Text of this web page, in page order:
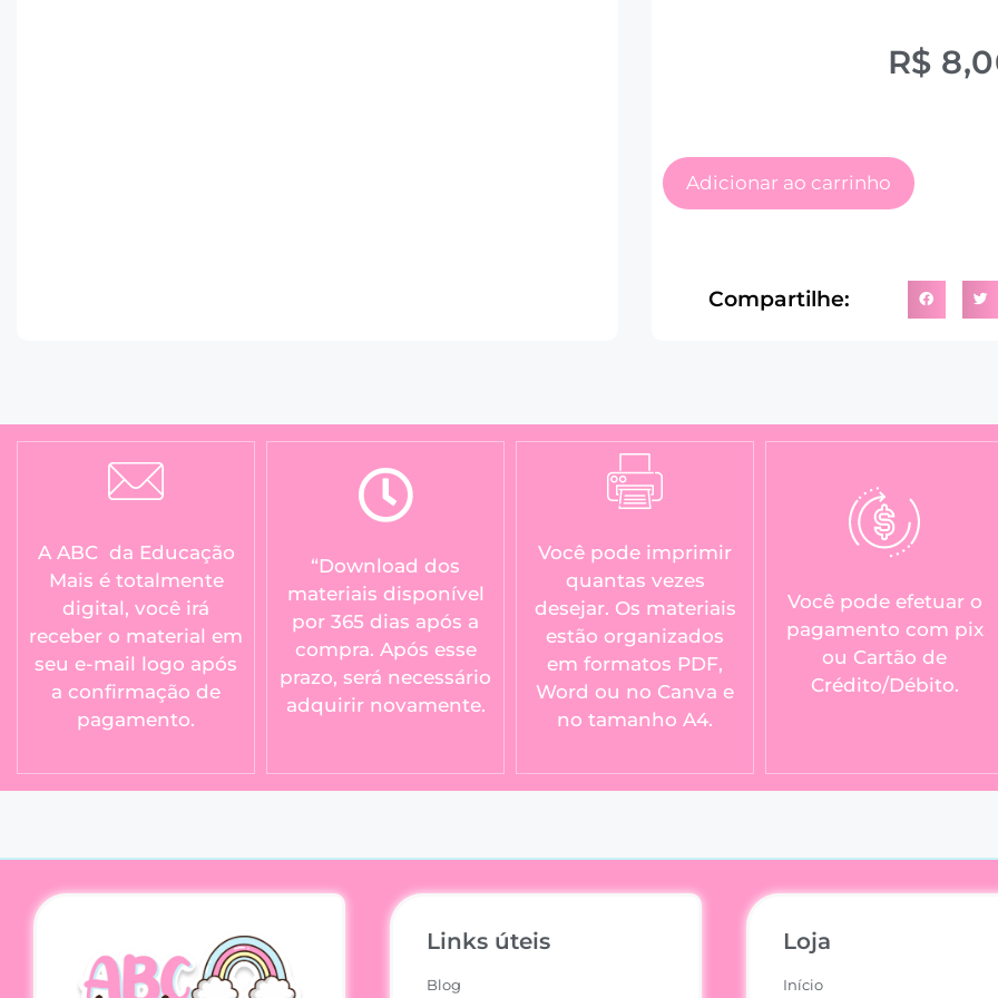
R$
Adicionar ao carrinho
Compartilhe:
A ABC da Educação
Mais é totalmente
digital, você irá
receber o material em
seu e-mail logo após
a confirmação de
pagamento.
“Download dos
materiais disponível
por 365 dias após a
compra. Após esse
prazo, será necessário
adquirir novamente.
Você pode imprimir
quantas vezes
desejar. Os materiais
estão organizados
em formatos PDF,
Word ou no Canva e
no tamanho A4.
Você pode efetuar o
pagamento com pix
ou Cartão de
Crédito/Débito.
Links úteis
Blog
Loja
Início